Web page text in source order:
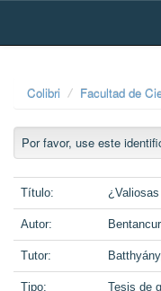
Skip
Colibri Facultad de
Por favor, use este
Título:
Autor:
Tutor:
Tipo: Tesis de